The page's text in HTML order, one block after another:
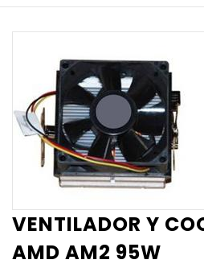
VENTILADOR Y
AMD AM2 95W